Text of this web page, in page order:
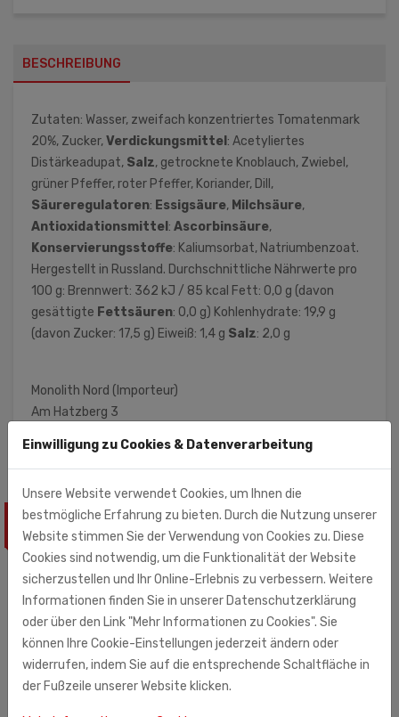
BESCHREIBUNG
Zutaten: Wasser, zweifach konzentriertes Tomatenmark
20%, Zucker,Verdickungsmittel : Acetyliertes
Distärkeadupat, Salz, getrocknete Knoblauch, Zwiebel,
grüner Pfeffer, roter Pfeffer, Koriander, Dill,
Säureregulatoren: Essigsäure, Milchsäure,
Antioxidationsmittel : Ascorbinsäure,
Konservierungsstoffe: Kaliumsorbat, Natriumbenzoat.
Hergestellt in Russland. Durchschnittliche Nährwerte pro
100 g: Brennwert: 362 kJ / 85 kcal Fett: 0,0 g (davon
gesättigte Fettsäuren: 0,0 g) Kohlenhydrate: 19,9 g
(davon Zucker: 17,5 g) Eiweiß: 1,4 g Salz: 2,0 g
Monolith Nord (Importeur)
Am Hatzberg 3
ÄHNLICHE PRODUKTE
Einwilligung zu Cookies & Datenverarbeitung
Unsere Website verwendet Cookies, um Ihnen die
bestmögliche Erfahrung zu bieten. Durch die Nutzung unserer
Website stimmen Sie der Verwendung von Cookies zu. Diese
Cookies sind notwendig, um die Funktionalität der Website
sicherzustellen und Ihr Online-Erlebnis zu verbessern. Weitere
Informationen finden Sie in unserer Datenschutzerklärung
oder über den Link "Mehr Informationen zu Cookies". Sie
können Ihre Cookie-Einstellungen jederzeit ändern oder
widerrufen, indem Sie auf die entsprechende Schaltfläche in
der Fußzeile unserer Website klicken.